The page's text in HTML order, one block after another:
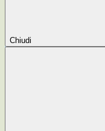
Chiudi